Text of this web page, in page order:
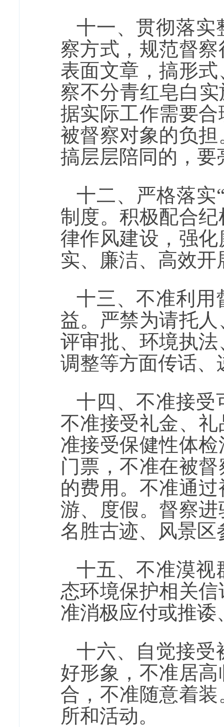
十一、贯彻落实
察方式，规范督
表面文章，搞形
察不分青红皂白
据实际工作需要
被督察对象的负
搞层层陪同的，
十二、严格落实
制度。积极配合
律作风建设，强
实、廉洁、高效开
十三、不准利用
益。严禁为请托
评审批、环境执
调整等方面传话
十四、不准接受
不准接受礼金、
准接受保健性体
门票，不准在被
的费用。不准通
游、度假。督察
名胜古迹、风景区
十五、不准漠视
态环境保护相关
准消极应付或推诿
十六、自觉接受
好形象，不准居
合，不准随意着
所和活动。